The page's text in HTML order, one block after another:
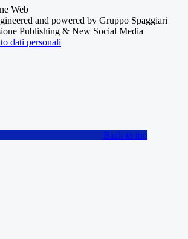
and powered by Gruppo Spaggiari
Publishing & New Social Media
dati personali
Back to top